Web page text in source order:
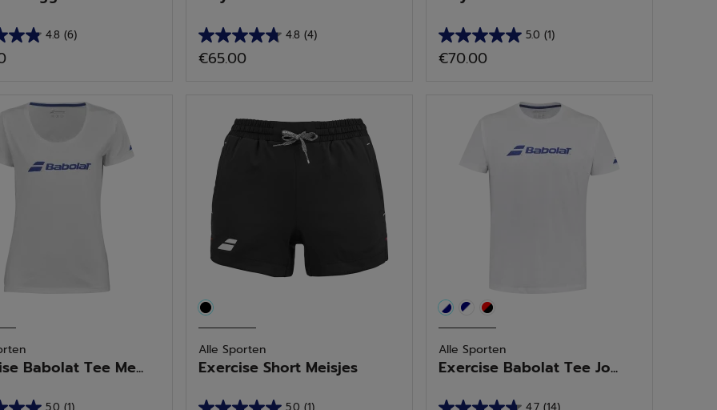
4.8 (6) 4.8 (4)
4.8
van
sterren.
beoordelingen
€65.00
5.0 (1)
5.0
van
beoordeling
€70.00
Babolat Tee Me...
Alle Sporten
Exercise Short Meisjes
Alle Sporten
Exercise Babolat Tee Jo...